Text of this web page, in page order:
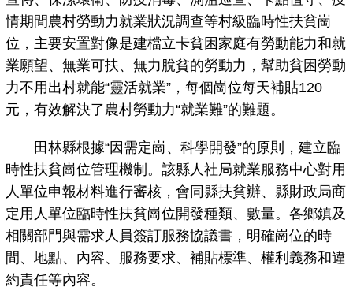
情期間農村勞動力就業狀況調查等村級臨時性扶貧崗
位，主要安置對像是建檔立卡貧困家庭有勞動能力和就
業願望、無業可扶、無力脫貧的勞動力，幫助貧困勞動
力不用出村就能“靈活就業”，每個崗位每天補貼120
元，有效解決了農村勞動力“就業難”的難題。
田林縣根據“因需定崗、科學開發”的原則，建立臨
時性扶貧崗位管理機制。該縣人社局就業服務中心對用
人單位申報材料進行審核，會同縣扶貧辦、縣財政局商
定用人單位臨時性扶貧崗位開發種類、數量。各鄉鎮及
相關部門與需求人員簽訂服務協議書，明確崗位的時
間、地點、內容、服務要求、補貼標準、權利義務和違
約責任等內容。